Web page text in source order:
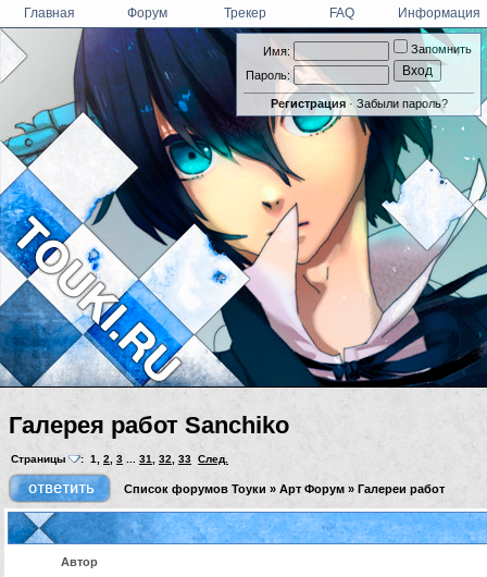
Имя:
Пароль:
Запомнить
Регистрация· Забыли пароль?
Главная Форум Трекер FAQ Информация
Галерея работ Sanchiko
Страницы : 1, 2, 3 ... 31, 32, 33 След.
Список форумов Тоуки » Арт Форум » Галереи работ
Автор